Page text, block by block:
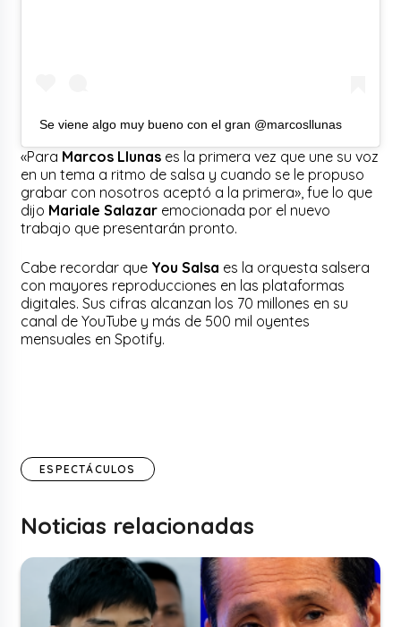
Se viene algo muy bueno con el gran @marcosllunas
«Para Marcos Llunas es la primera vez que une su voz
en un tema a ritmo de salsa y cuando se le propuso
grabar con nosotros aceptó a la primera», fue lo que
dijo Mariale Salazar emocionada por el nuevo
trabajo que presentarán pronto.
Cabe recordar que You Salsa es la orquesta salsera
con mayores reproducciones en las plataformas
digitales. Sus cifras alcanzan los 70 millones en su
canal de YouTube y más de 500 mil oyentes
mensuales en Spotify.
ESPECTÁCULOS
Noticias relacionadas